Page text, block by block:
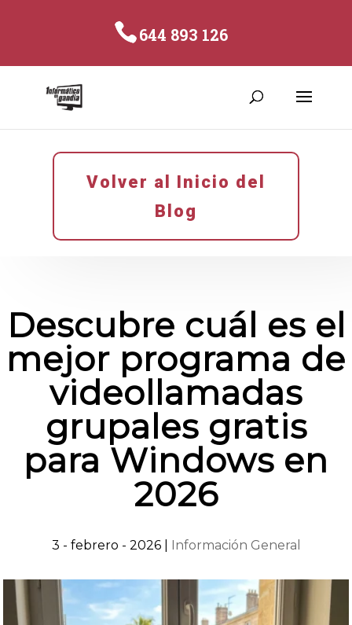
644 893 126
Volver al Inicio del
Blog
Descubre cuál es el
mejor programa de
videollamadas
grupales gratis
para Windows en
2026
3 - febrero - 2026| Información General